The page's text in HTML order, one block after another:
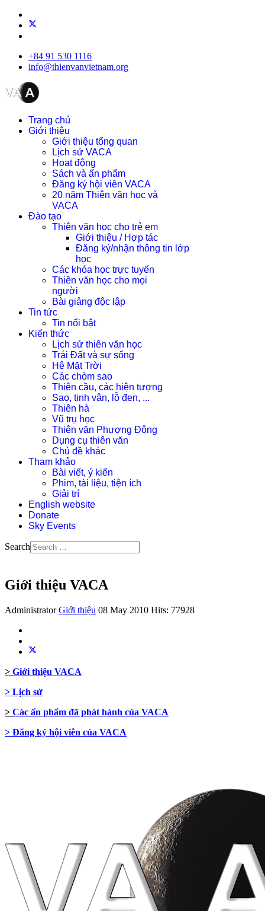
+84 91 530 1116
info@thienvanvietnam.org
Trang chủ
Giới thiệu
Giới thiệu tổng quan
Lịch sử VACA
Hoạt động
Sách và ấn phẩm
Đăng ký hội viên VACA
20 năm Thiên văn học và
VACA
Đào tạo
Thiên văn học cho trẻ em
Giới thiệu / Hợp tác
Đăng ký/nhận thông tin lớp
học
Các khóa học trực tuyến
Thiên văn học cho mọi
người
Bài giảng độc lập
Tin tức
Tin nổi bật
Kiến thức
Lịch sử thiên văn học
Trái Đất và sự sống
Hệ Mặt Trời
Các chòm sao
Thiên cầu, các hiện tượng
Sao, tinh vân, lỗ đen, ...
Thiên hà
Vũ trụ học
Thiên văn Phương Đông
Dụng cụ thiên văn
Chủ đề khác
Tham khảo
Bài viết, ý kiến
Phim, tài liệu, tiện ích
Giải trí
English website
Donate
Sky Events
Search
Giới thiệu VACA
Administrator Giới thiệu 08 May 2010 Hits: 77928
> Giới thiệu VACA
> Lịch sử
> Các ấn phẩm đã phát hành của VACA
> Đăng ký hội viên của VACA